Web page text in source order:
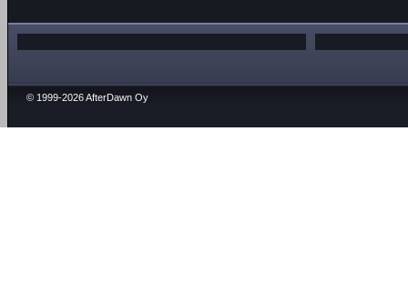
© 1999-2026 AfterDawn Oy